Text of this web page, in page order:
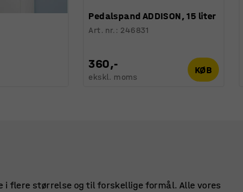
Pedalspand ADDISON, 15 liter
Art. nr. : 246831
360,-
ekskl. moms
KØB
flere størrelse og til forskellige formål. Alle vores